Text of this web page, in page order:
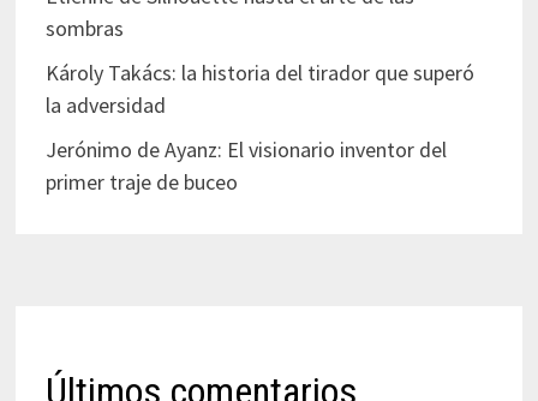
sombras
Károly Takács: la historia del tirador que superó
la adversidad
Jerónimo de Ayanz: El visionario inventor del
primer traje de buceo
Últimos comentarios